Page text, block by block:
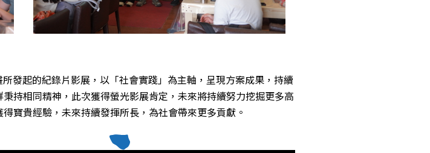
起的紀錄片影展，以「社會實踐」為主軸，呈現方案成果，持續
持相同精神，此次獲得螢光影展肯定，未來將持續努力挖掘更多高
寶貴經驗，未來持續發揮所長，為社會帶來更多貢獻。